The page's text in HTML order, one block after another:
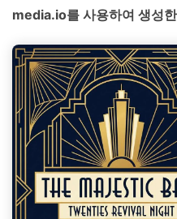
media.io를 사용하여 생성